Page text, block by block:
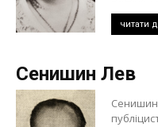
читати
Сенишин Лев
Сенишин